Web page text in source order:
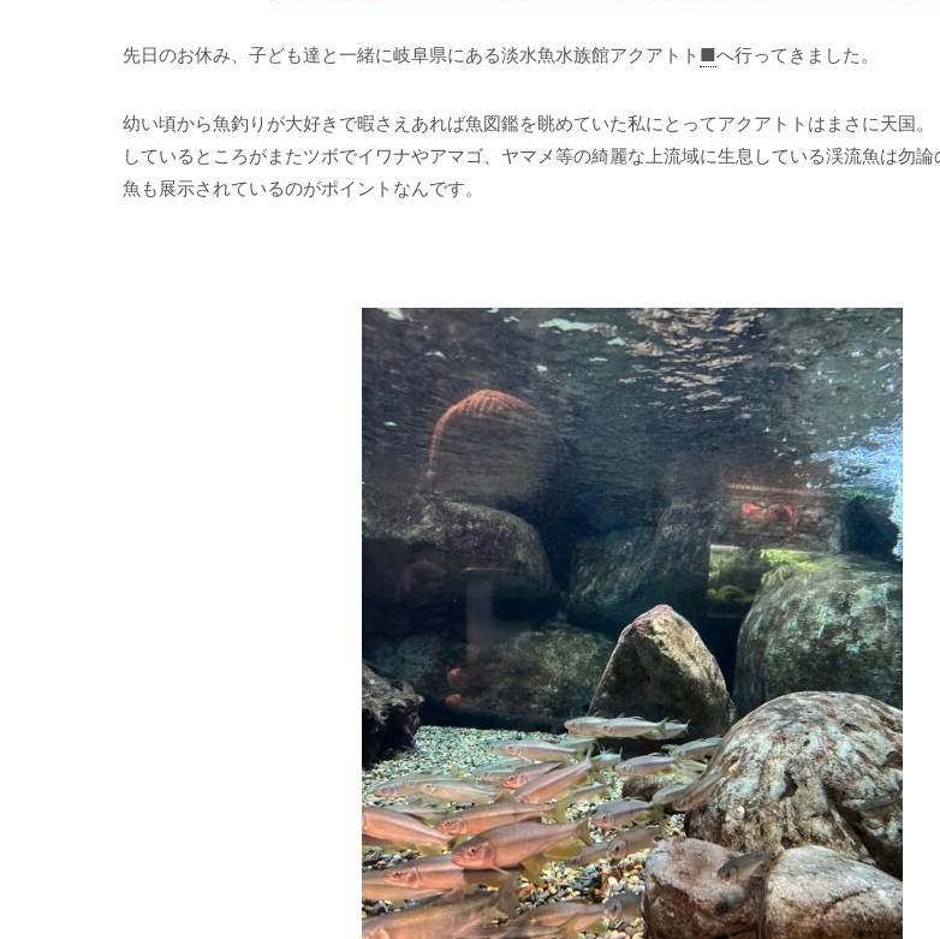
先日のお休み、子ども達と一緒に岐阜県にある淡水魚水族館アクアトト ■へ行ってきました。
幼い頃から魚釣りが大好きで暇さえあれば魚図鑑を眺めていた私にとってアクアトトはまさに天国
しているところがまたツボでイワナやアマゴ、ヤマメ等の綺麗な上流域に生息している渓流魚は勿
魚も展示されているのがポイントなんです。